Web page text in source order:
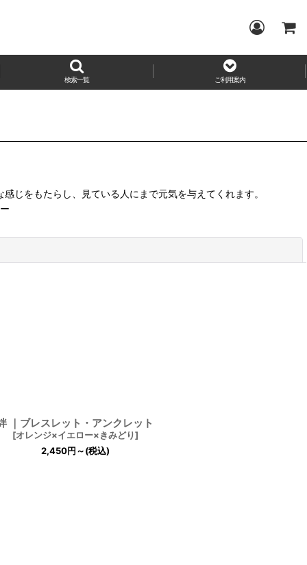
検索一覧 ご利用案内
じをもたらし、見ている人にまで元気を与えてくれます。
｜ブレスレット・アンクレット
[オレンジ×イエロー×きみどり]
2,450円～(税込)